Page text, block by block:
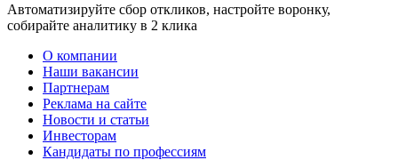
Автоматизируйте сбор откликов, настройте воронку,
собирайте аналитику в 2 клика
О компании
Наши вакансии
Партнерам
Реклама на сайте
Новости и статьи
Инвесторам
Кандидаты по профессиям